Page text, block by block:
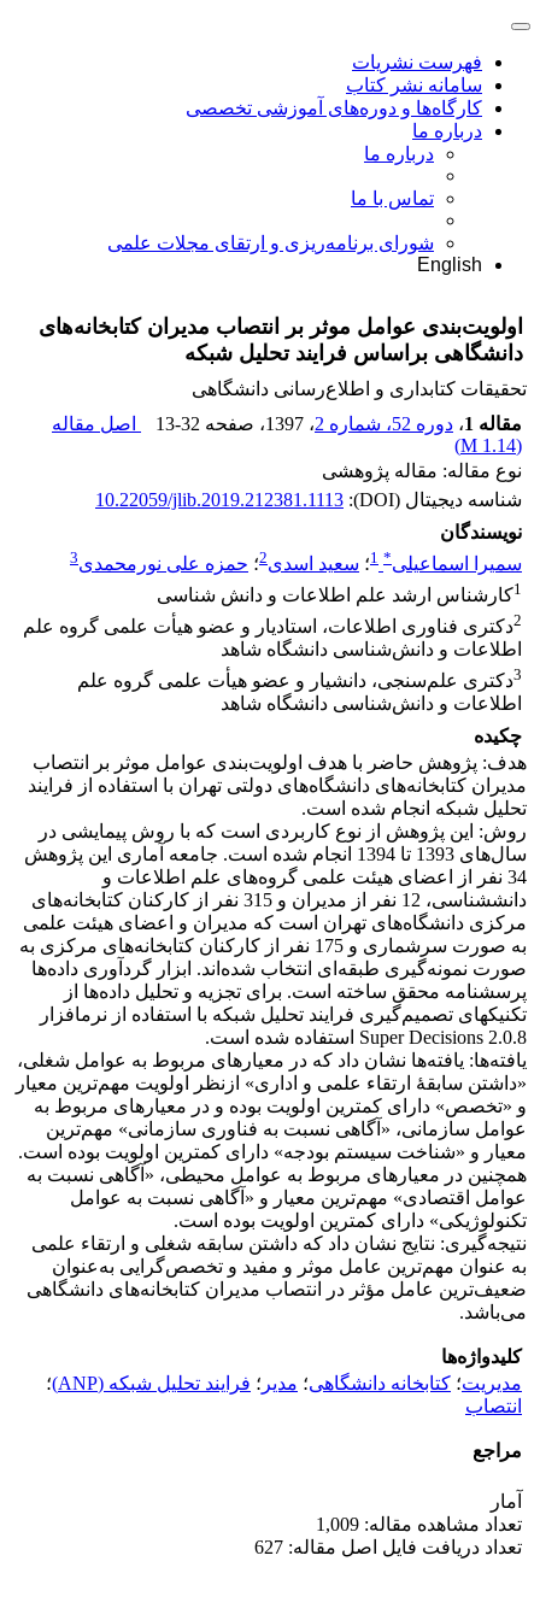
فهرست نشریات
سامانه نشر کتاب
کارگاه‌ها و دوره‌های آموزشی تخصصی
درباره ما
درباره ما
تماس با ما
شورای برنامه‌ریزی و ارتقای مجلات علمی
English
اولویت‌بندی عوامل موثر بر انتصاب مدیران کتابخانه‌های
دانشگاهی براساس فرایند تحلیل شبکه
تحقیقات کتابداری و اطلاع‌رسانی دانشگاهی
مقاله 1
، دوره 52، شماره 2 ، 1397 ، صفحه 13-32
اصل مقاله
(
1.14 M
)
نوع مقاله: مقاله پژوهشی
شناسه دیجیتال (DOI):
10.22059/jlib.2019.212381.1113
نویسندگان
سمیرا اسماعیلی*
1؛ سعید اسدی2؛ حمزه علی نورمحمدی3
1کارشناس ارشد علم اطلاعات و دانش شناسی
2دکتری فناوری اطلاعات، استادیار و عضو هیأت علمی گروه علم
اطلاعات و دانش‌شناسی دانشگاه شاهد
3دکتری علم‌سنجی، دانشیار و عضو هیأت علمی گروه علم
اطلاعات و دانش‌شناسی دانشگاه شاهد
چکیده
هدف: پژوهش حاضر با هدف اولویت‌بندی عوامل موثر بر انتصاب
مدیران کتابخانه‌های دانشگاه‌های دولتی تهران با استفاده از فرایند
تحلیل شبکه انجام شده است.
روش: این پژوهش از نوع کاربردی است که با روش پیمایشی در
سال‌های 1393 تا 1394 انجام شده است. جامعه آماری این پژوهش
34 نفر از اعضای هیئت علمی گروه‌های علم اطلاعات و
دانش‏شناسی، 12 نفر از مدیران و 315 نفر از کارکنان کتابخانه‌های
مرکزی دانشگاه‌های تهران است که مدیران و اعضای هیئت علمی
به صورت سرشماری و 175 نفر از کارکنان کتابخانه‌های مرکزی به
صورت نمونه‌گیری طبقه‌ای انتخاب شده‌اند. ابزار گردآوری داده‌ها
پرسشنامه‌ محقق ساخته است. برای تجزیه و تحلیل داده‌ها از
تکنیک‏های تصمیم‌گیری فرایند تحلیل شبکه با استفاده از نرم‏افزار
Super Decisions 2.0.8 استفاده شده است.
یافته‌ها: یافته‌ها نشان داد که در معیارهای مربوط به عوامل شغلی،
«داشتن سابقۀ ارتقاء علمی و اداری» ازنظر اولویت مهم‌ترین معیار
و «تخصص» دارای کمترین اولویت بوده و در معیارهای مربوط به
عوامل سازمانی، «آگاهی نسبت به فناوری سازمانی» مهم‌ترین
معیار و «شناخت سیستم بودجه» دارای کمترین اولویت بوده است.
همچنین در معیارهای مربوط به عوامل محیطی، «آگاهی نسبت به
عوامل اقتصادی» مهم‌ترین معیار و «آگاهی نسبت به عوامل
تکنولوژیکی» دارای کمترین اولویت بوده است.
نتیجه‌گیری: نتایج نشان داد که داشتن سابقه شغلی و ارتقاء علمی
به عنوان مهم‌ترین عامل موثر و مفید و تخصص‌گرایی به‌عنوان
ضعیف‌ترین عامل مؤثر در انتصاب مدیران کتابخانه‌های دانشگاهی
می‌باشد.
کلیدواژه‌ها
مدیریت؛ کتابخانه‌ دانشگاهی؛ مدیر ؛ فرایند تحلیل شبکه (ANP)
؛
انتصاب
مراجع
آمار
تعداد مشاهده مقاله: 1,009
تعداد دریافت فایل اصل مقاله: 627